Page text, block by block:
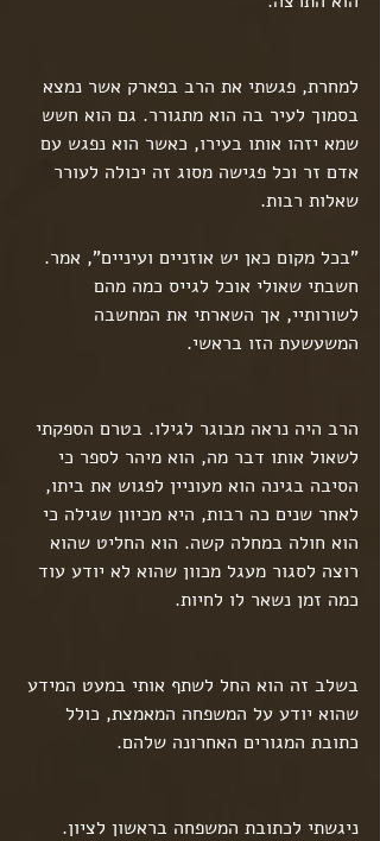
למחרת, פגשתי את הרב בפארק אשר נמצא
בסמוך לעיר בה הוא מתגורר. גם הוא חשש
שמא יזהו אותו בעירו, כאשר הוא נפגש עם
אדם זר וכל פגישה מסוג זה יכולה לעורר
שאלות רבות.
"בכל מקום כאן יש אוזניים ועיניים", אמר.
חשבתי שאולי אוכל לגייס כמה מהם
לשורותיי, אך השארתי את המחשבה
המשעשעת הזו בראשי.
הרב היה נראה מבוגר לגילו. בטרם הספקתי
לשאול אותו דבר מה, הוא מיהר לספר כי
הסיבה בגינה הוא מעוניין לפגוש את ביתו,
לאחר שנים כה רבות, היא מכיוון שגילה כי
הוא חולה במחלה קשה. הוא החליט שהוא
רוצה לסגור מעגל מכוון שהוא לא יודע עוד
כמה זמן נשאר לו לחיות.
בשלב זה הוא החל לשתף אותי במעט המידע
שהוא יודע על המשפחה המאמצת, כולל
כתובת המגורים האחרונה שלהם.
ניגשתי לכתובת המשפחה בראשון לציון.